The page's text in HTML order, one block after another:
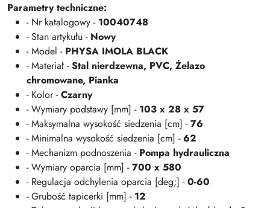
Parametry techniczne:
- Nr katalogowy - 10040748
- Stan artykułu - Nowy
- Model - PHYSA IMOLA BLACK
- Materiał -Stal nierdzewna, PVC, Żelazo
chromowane, Pianka
- Kolor -Czarny
- Wymiary podstawy [mm] - 103 x 28 x 57
- Maksymalna wysokość siedzenia [cm] -76
- Minimalna wysokość siedzenia [cm] -62
- Mechanizm podnoszenia - Pompa hydrauliczna
- Wymiary oparcia [mm] -700 x 580
- Regulacja odchylenia oparcia [deg;] -0-60
- Grubość tapicerki [mm] - 12